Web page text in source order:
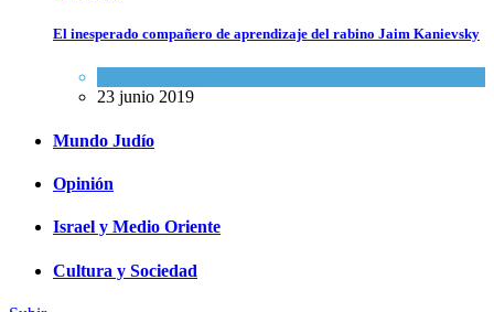
El inesperado compañero de aprendizaje del rabino Jaim Kanievsky
23 junio 2019
Mundo Judío
Opinión
Israel y Medio Oriente
Cultura y Sociedad